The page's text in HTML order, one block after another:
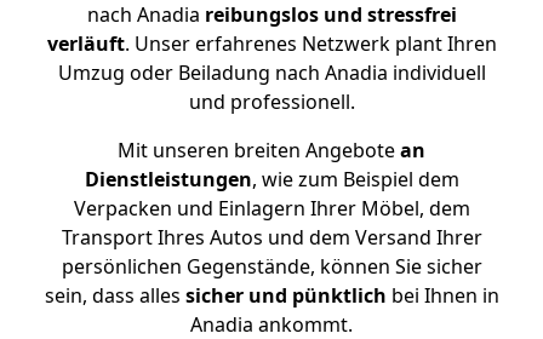
nach Anadia reibungslos und stressfrei
verläuft. Unser erfahrenes Netzwerk plant Ihren
Umzug oder Beiladung nach Anadia individuell
und professionell.
Mit unseren breiten Angebotean
Dienstleistungen, wie zum Beispiel dem
Verpacken und Einlagern Ihrer Möbel, dem
Transport Ihres Autos und dem Versand Ihrer
persönlichen Gegenstände, können Sie sicher
sein, dass alles sicher und pünktlich bei Ihnen in
Anadia ankommt.